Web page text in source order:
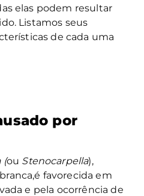
elas podem resultar
Listamos seus
de cada uma
por
(ou Stenocarpella),
favorecida em
e pela ocorrência de